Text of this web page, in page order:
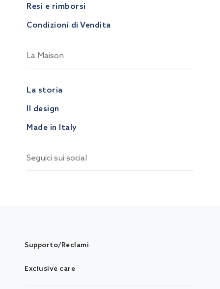
Resi e rimborsi
Condizioni di Vendita
La Maison
La storia
Il design
Made in Italy
Seguici sui social
Supporto/Reclami
Exclusive care